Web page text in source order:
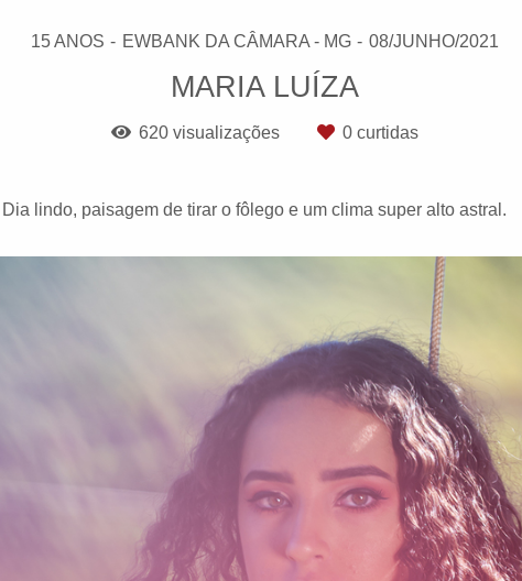
15 ANOS EWBANK DA CÂMARA - MG 08/JUNHO/2021
MARIA LUÍZA
620visualizações 0curtidas
lindo, paisagem de tirar o fôlego e um clima super alto astral.